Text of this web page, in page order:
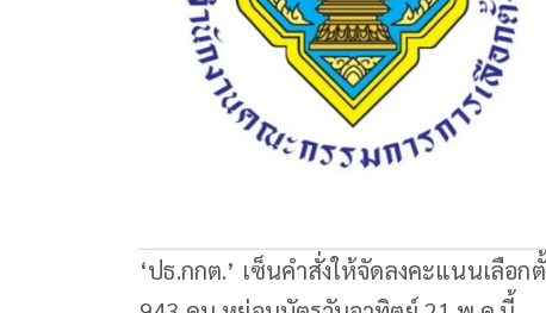
‘ปธ.กกต.’ เซ็นคำสั่งให้จัดลงคะแนนเลือ